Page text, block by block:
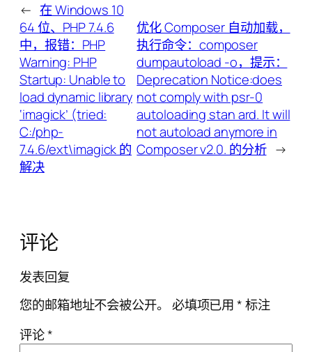
← 在 Windows 10
64 位、PHP 7.4.6
中，报错：PHP
Warning: PHP
Startup: Unable to
load dynamic library
‘imagick’ (tried:
C:/php-
7.4.6/ext\imagick 的
解决
优化 Composer 自动加载，
执行命令：composer
dumpautoload -o，提示：
Deprecation Notice:does
not comply with psr-0
autoloading stan ard. It will
not autoload anymore in
Composer v2.0. 的分析 →
评论
发表回复
您的邮箱地址不会被公开。 必填项已用*标注
评论*